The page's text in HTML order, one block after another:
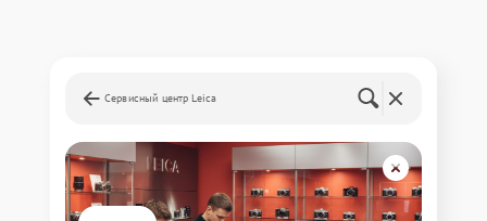
Сервисный центр Leica